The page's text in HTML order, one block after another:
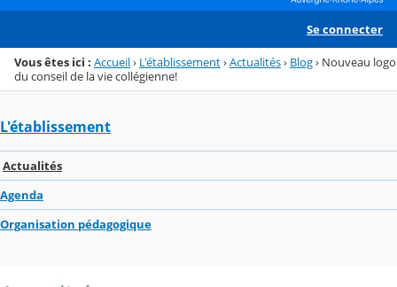
Se connecter
Vous êtes ici : Accueil› L'établissement›Actualités› Blog› Nouveau logo
du conseil de la vie collégienne!
L'établissement
Actualités
Agenda
Organisation pédagogique